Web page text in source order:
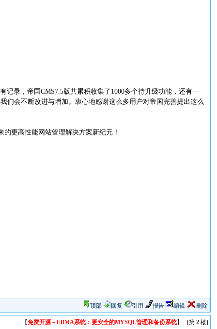
录，帝国CMS7.5版共累积收集了1000多个待升级功能，还有一
们会不断改进与增加。衷心地感谢这么多用户对帝国完善提出这么
更高性能网站管理解决方案新纪元！
顶部 回复 引用 报告 编辑 删除
【免费开源－EBMA系统：更安全的MYSQL管理和备份系统】 [第 2楼]